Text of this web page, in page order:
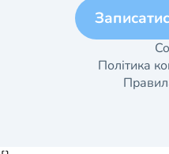
Політика